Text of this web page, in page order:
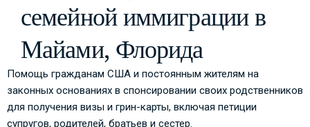
семейной иммиграции в
Майами, Флорида
Помощь гражданам США и постоянным жителям на
законных основаниях в спонсировании своих родственников
для получения визы и грин-карты, включая петиции
супругов, родителей, братьев и сестер.